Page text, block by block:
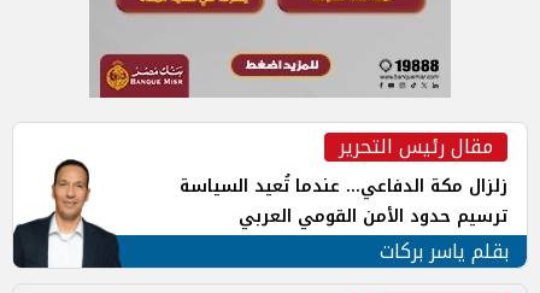
مقال رئيس التحرير
زلزال مكة الدفاعي... عندما تُعيد السياسة
ترسيم حدود الأمن القومي العربي
بقلم ياسر بركات